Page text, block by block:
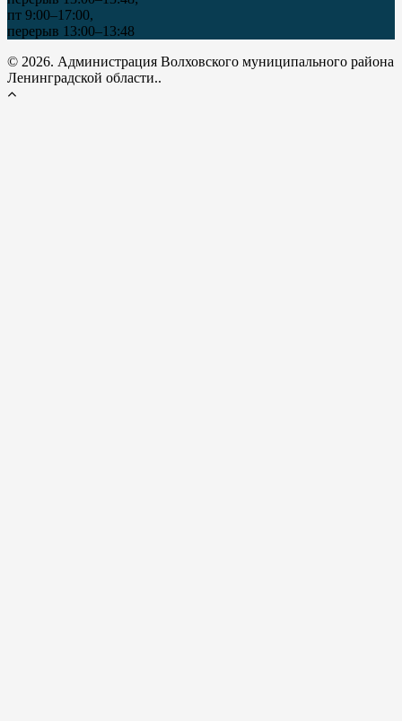
пт 9:00–17:00,
перерыв 13:00–13:48
© 2026. Администрация Волховского муниципального района
Ленинградской области..